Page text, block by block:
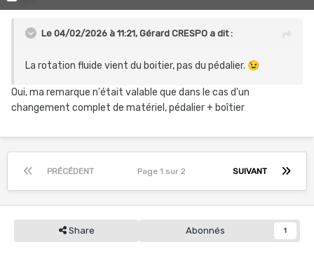
Le 04/02/2026 à 11:21, Gérard CRESPO a dit :
La rotation fluide vient du boitier, pas du pédalier. 😉
Oui, ma remarque n'était valable que dans le cas d'un
changement complet de matériel, pédalier + boîtier
PRÉCÉDENT SUIVANT
Page 1 sur 2
Share Abonnés 1